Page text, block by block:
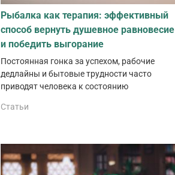
Рыбалка как терапия: эффективный
способ вернуть душевное равновесие
и победить выгорание
Постоянная гонка за успехом, рабочие
дедлайны и бытовые трудности часто
приводят человека к состоянию
Статьи